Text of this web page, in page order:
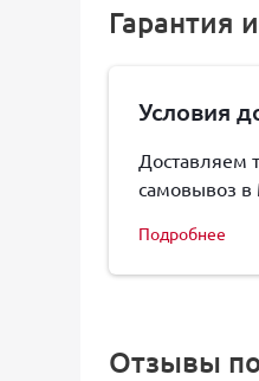
Гарантия
Условия
Доставляем
самовывоз в
Подробнее
Отзывы